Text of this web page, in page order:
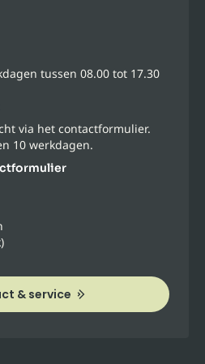
tussen 08.00 tot 17.30
via het contactformulier.
10 werkdagen.
& service